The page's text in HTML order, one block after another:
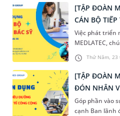
MEDLATEC là
người Việt tin
2023
DƯỠNG/KTV
TẠI NHÀ
Thứ Năm, 23
[TẬP ĐOÀN
CÁN BỘ TIẾP
Việc phát triển
MEDLATEC,
kiếm các Cán
[TẬP ĐOÀN
ĐÓN NHÂN
Góp phần vào
cạnh Ban lãnh